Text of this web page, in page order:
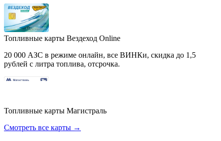
Топливные карты Вездеход Online
20 000 АЗС в режиме онлайн, все ВИНКи, скидка до 1,5
рублей с литра топлива, отсрочка.
Топливные карты Магистраль
Смотреть все карты →